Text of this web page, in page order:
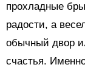
прохладные
радости, а
обычный двор
счастья.